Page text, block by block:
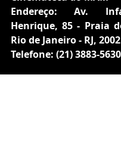
Endereço: Av.
Henrique, 85 - Praia
Rio de Janeiro - RJ,
Telefone: (21) 3883-5630